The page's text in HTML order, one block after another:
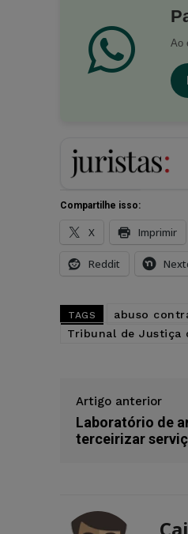
Ao
Compartilhe isso:
X Imprimir
Reddit
TAGS abuso
Tribunal de Justiça
Artigo anterior
Laboratório de
terceirizar